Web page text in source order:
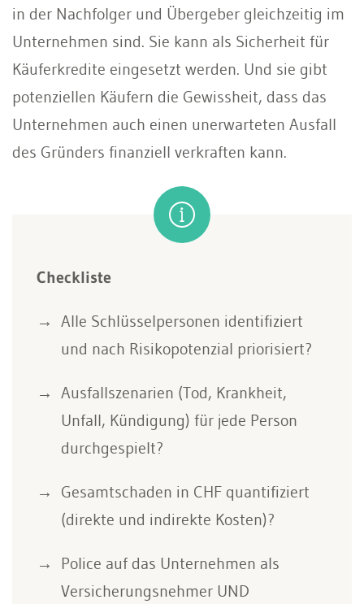
in der Nachfolger und Übergeber gleichzeitig im
Unternehmen sind. Sie kann als Sicherheit für
Käuferkredite eingesetzt werden. Und sie gibt
potenziellen Käufern die Gewissheit, dass das
Unternehmen auch einen unerwarteten Ausfall
des Gründers finanziell verkraften kann.
Checkliste
Alle Schlüsselpersonen identifiziert
und nach Risikopotenzial priorisiert?
Ausfallszenarien (Tod, Krankheit,
Unfall, Kündigung) für jede Person
durchgespielt?
Gesamtschaden in CHF quantifiziert
(direkte und indirekte Kosten)?
Police auf das Unternehmen als
Versicherungsnehmer UND